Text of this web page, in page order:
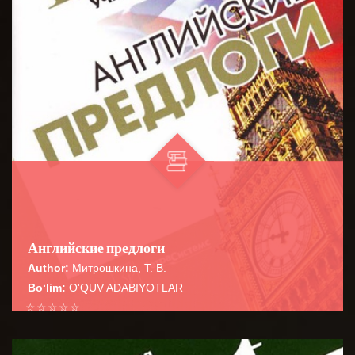
Английские предлоги
Author: Митрошкина, Т. В.
Bo‘lim: O'QUV ADABIYOTLAR
☆
☆
☆
☆
☆
Справочник содержит сведения о наиболее